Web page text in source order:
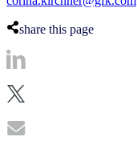
share this page